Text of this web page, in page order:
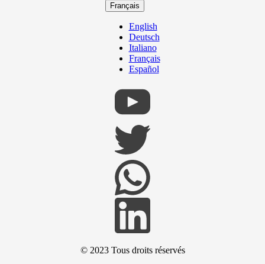
Français
English
Deutsch
Italiano
Français
Español
© 2023 Tous droits réservés